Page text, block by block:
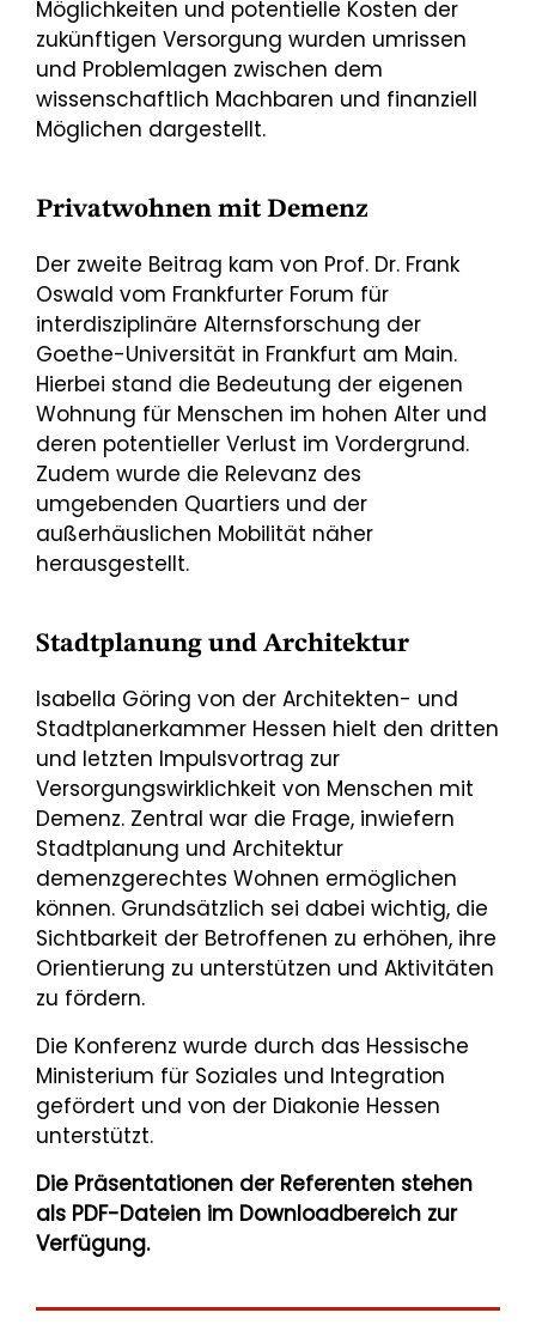
Möglichkeiten und potentielle Kosten der
zukünftigen Versorgung wurden umrissen
und Problemlagen zwischen dem
wissenschaftlich Machbaren und finanziell
Möglichen dargestellt.
Privatwohnen mit Demenz
Der zweite Beitrag kam von Prof. Dr. Frank
Oswald vom Frankfurter Forum für
interdisziplinäre Alternsforschung der
Goethe-Universität in Frankfurt am Main.
Hierbei stand die Bedeutung der eigenen
Wohnung für Menschen im hohen Alter und
deren potentieller Verlust im Vordergrund.
Zudem wurde die Relevanz des
umgebenden Quartiers und der
außerhäuslichen Mobilität näher
herausgestellt.
Stadtplanung und Architektur
Isabella Göring von der Architekten- und
Stadtplanerkammer Hessen hielt den dritten
und letzten Impulsvortrag zur
Versorgungswirklichkeit von Menschen mit
Demenz. Zentral war die Frage, inwiefern
Stadtplanung und Architektur
demenzgerechtes Wohnen ermöglichen
können. Grundsätzlich sei dabei wichtig, die
Sichtbarkeit der Betroffenen zu erhöhen, ihre
Orientierung zu unterstützen und Aktivitäten
zu fördern.
Die Konferenz wurde durch das Hessische
Ministerium für Soziales und Integration
gefördert und von der Diakonie Hessen
unterstützt.
Die Präsentationen der Referenten stehen
als PDF-Dateien im Downloadbereich zur
Verfügung.